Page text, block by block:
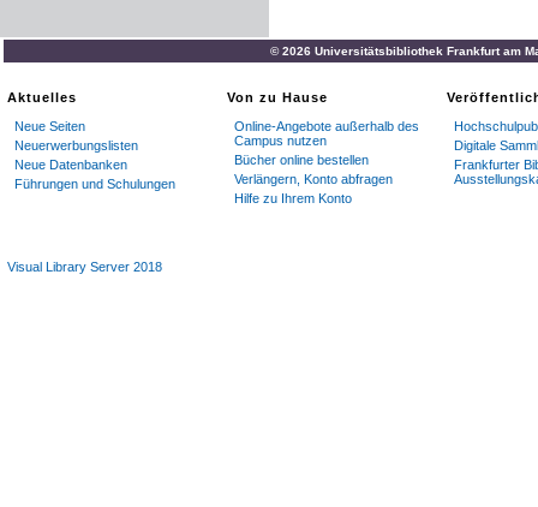
© 2026 Universitätsbibliothek Frankfurt am
Aktuelles
Neue Seiten
Neuerwerbungslisten
Neue Datenbanken
Führungen und Schulungen
Von zu Hause
Online-Angebote außerhalb des
Campus nutzen
Bücher online bestellen
Verlängern, Konto abfragen
Hilfe zu Ihrem Konto
Digitale
Frankfurter
Visual Library Server 2018